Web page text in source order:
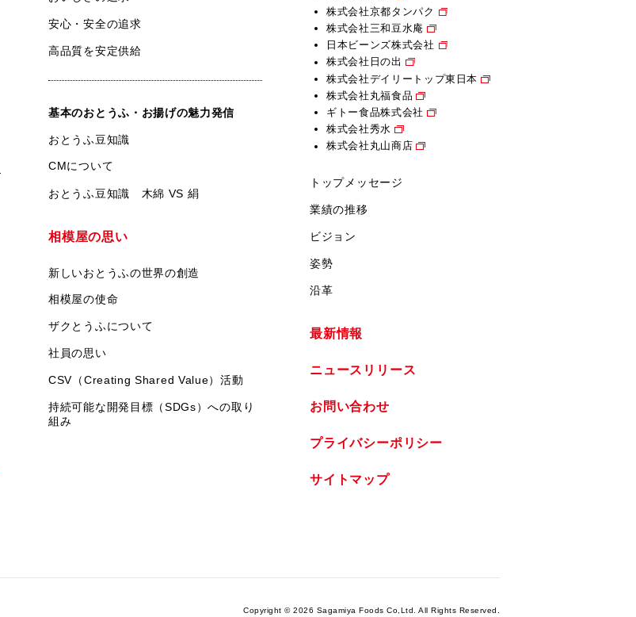
安心・安全の追求
高品質を安定供給
基本のおとうふ・お揚げの魅力発信
おとうふ豆知識
CMについて
おとうふ豆知識 木綿 VS 絹
相模屋の思い
新しいおとうふの世界の創造
相模屋の使命
ザクとうふについて
社員の思い
CSV（Creating Shared Value）活動
持続可能な開発目標（SDGs）への取り
組み
株式会社京都タンパク
株式会社三和豆水庵
日本ビーンズ株式会社
株式会社日の出
株式会社デイリートップ東日本
株式会社丸福食品
ギトー食品株式会社
株式会社秀水
株式会社丸山商店
トップメッセージ
業績の推移
ビジョン
姿勢
沿革
最新情報
ニュースリリース
お問い合わせ
プライバシーポリシー
サイトマップ
Copyright © 2026 Sagamiya Foods Co,Ltd. All Rights Reserved.